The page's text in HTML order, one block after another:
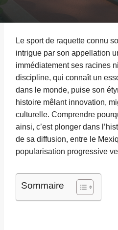
Le sport de raquette connu
intrigue par son appellation
immédiatement ses racines
discipline, qui connaît un
dans le monde, puise son
histoire mêlant innovation,
culturelle. Comprendre
ainsi, c’est plonger dans
de sa diffusion, entre le
popularisation progressive
Sommaire